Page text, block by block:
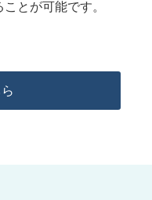
とが可能です。